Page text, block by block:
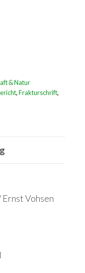
& Natur
, Frakturschrift,
Vohsen